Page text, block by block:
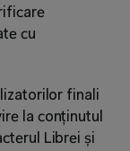
cu
finali
la conținutul
Librei și